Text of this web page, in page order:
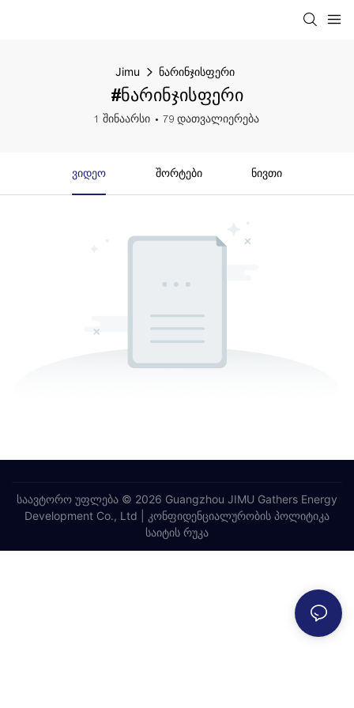
Jimu ნარინჯისფერი
#ნარინჯისფერი
1 შინაარსი 79 დათვალიერება
Ვიდეო Შორტები Ნივთი
საავტორო უფლება © 2026 Guangzhou JIMU Gathers Energy
Development Co., Ltd |
კონფიდენციალურობის პოლიტიკა
საიტის რუკა